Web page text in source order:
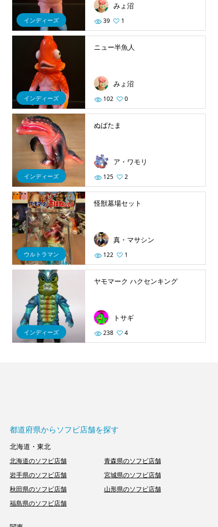
インディーズ
みょ沼
39 1
インディーズ
ニュー半魚人
みょ沼
102 0
インディーズ
ぬばたま
ア・ワモリ
125 2
ウルトラマン
怪獣墓場セット
真・マサシン
122 1
インディーズ
ヤモマーク ハクセンキング
トサギ
238 4
都道府県からソフビ店舗を探す
北海道・東北
北海道のソフビ店舗
青森県のソフビ店舗
岩手県のソフビ店舗
宮城県のソフビ店舗
秋田県のソフビ店舗
山形県のソフビ店舗
福島県のソフビ店舗